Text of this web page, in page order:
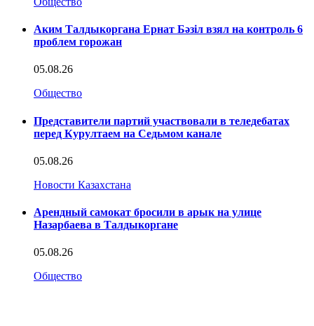
Аким Талдыкоргана Ернат Бәзіл взял на контроль 6
проблем горожан
05.08.26
Общество
Представители партий участвовали в теледебатах
перед Курултаем на Седьмом канале
05.08.26
Новости Казахстана
Арендный самокат бросили в арык на улице
Назарбаева в Талдыкоргане
05.08.26
Общество